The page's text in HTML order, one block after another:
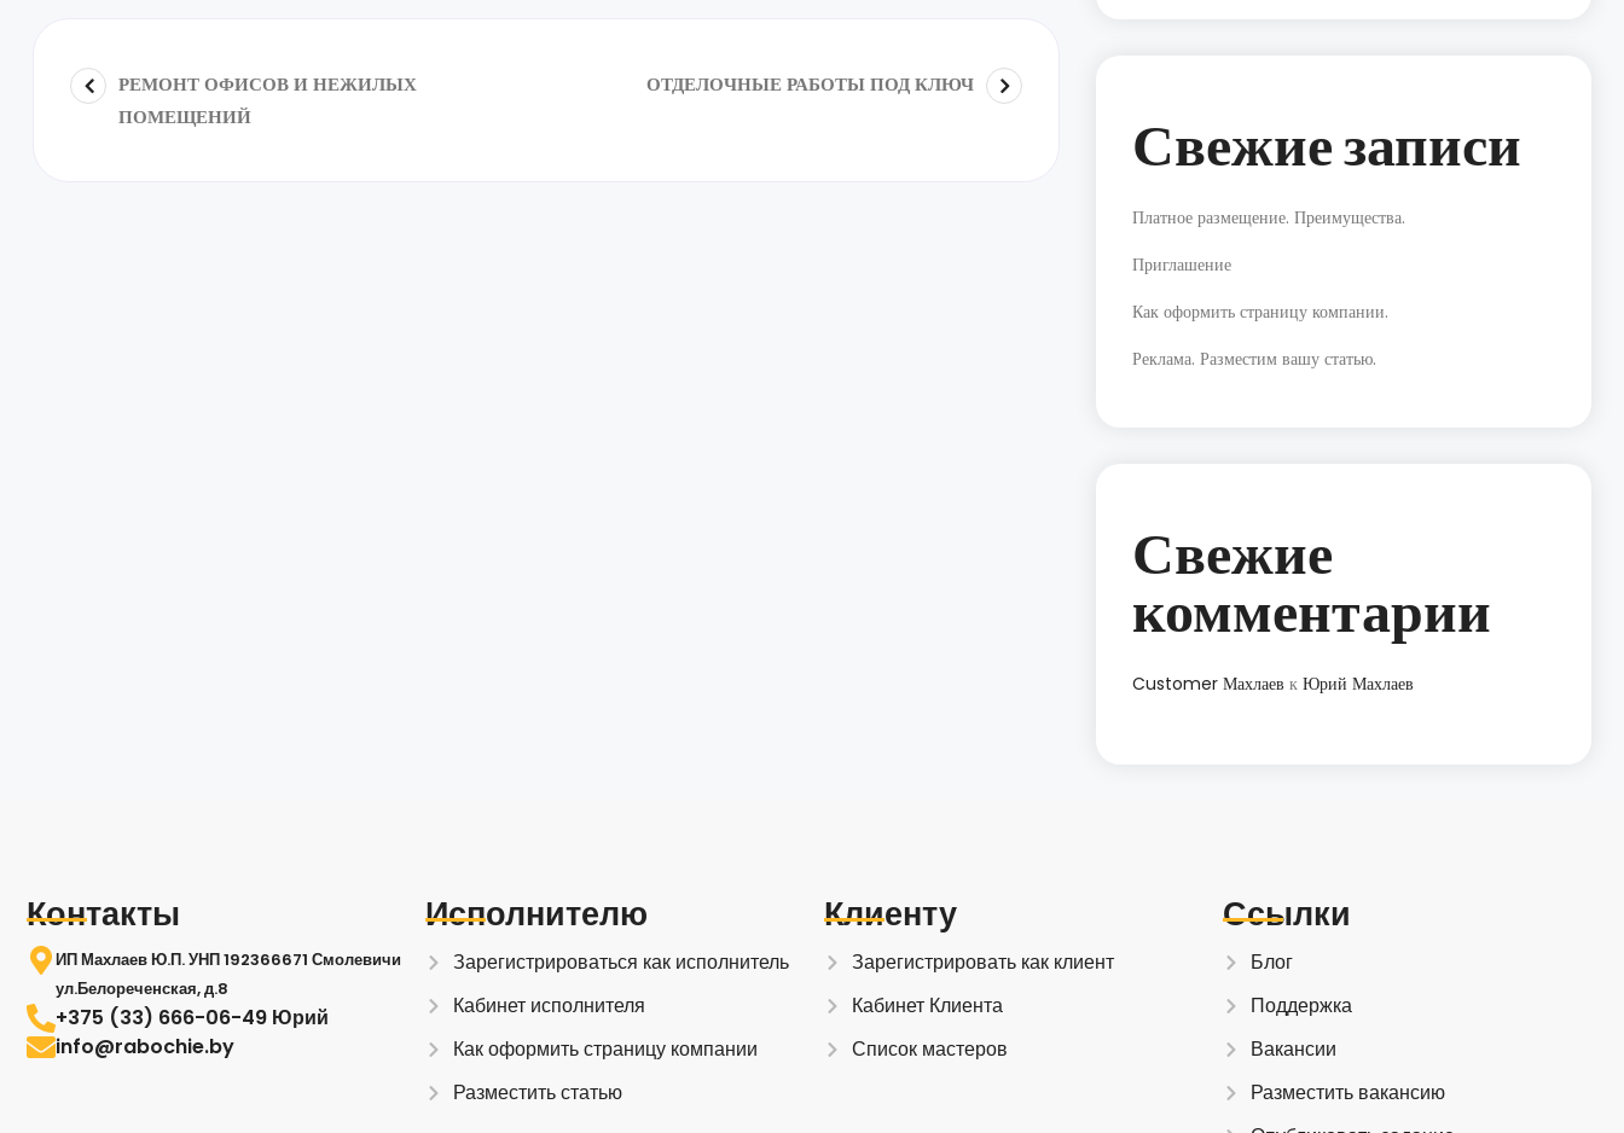
РЕМОНТ ОФИСОВ И НЕЖИЛЫХ
ПОМЕЩЕНИЙ
ОТДЕЛОЧНЫЕ РАБОТЫ ПОД КЛЮЧ
Свежие записи
Платное размещение. Преимущества.
Приглашение
Как оформить страницу компании.
Реклама. Разместим вашу статью.
Свежие
комментарии
Customer Махлаев к Юрий Махлаев
Контакты
ИП Махлаев Ю.П. УНП 192366671 Смолевичи
ул.Белореченская, д.8
+375 (33) 666-06-49 Юрий
info@rabochie.by
Исполнителю
Зарегистрироваться как исполнитель
Кабинет исполнителя
Как оформить страницу компании
Разместить статью
Клиенту
Зарегистрировать как клиент
Кабинет Клиента
Список мастеров
Ссылки
Блог
Поддержка
Вакансии
Разместить вакансию